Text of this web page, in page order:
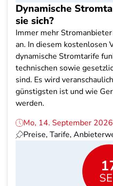
Dynamische
sie sich?
Immer mehr
an. In diesem kostenlosen
dynamische Stromtarife
technischen sowie
sind. Es wird
günstigsten ist und wie
werden.
Mo, 14. September
Preise, Tarife,